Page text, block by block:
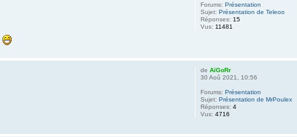
Forums: Présentation
Sujet: Présentation de Teleoo
Réponses: 15
Vus: 11481
de AïGoRr
30 Aoû 2021, 10:56
Forums: Présentation
Sujet: Présentation de MrPoulex
Réponses: 4
Vus: 4716